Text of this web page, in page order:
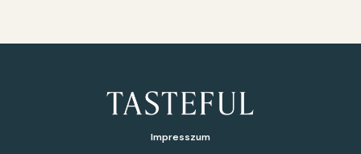
Impresszum